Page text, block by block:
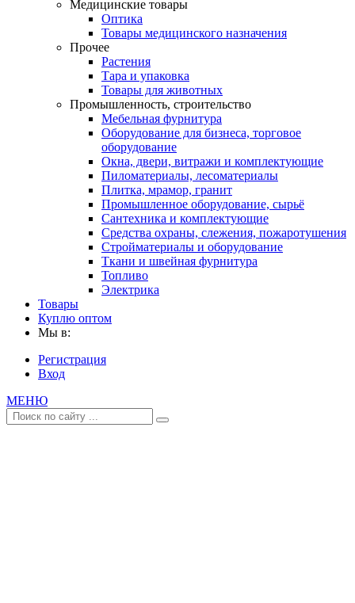
Медицинские товары
Оптика
Товары медицинского назначения
Прочее
Растения
Тара и упаковка
Товары для животных
Промышленность, строительство
Мебельная фурнитура
Оборудование для бизнеса, торговое
оборудование
Окна, двери, витражи и комплектующие
Пиломатериалы, лесоматериалы
Плитка, мрамор, гранит
Промышленное оборудование, сырьё
Сантехника и комплектующие
Средства охраны, слежения, пожаротушения
Стройматериалы и оборудование
Ткани и швейная фурнитура
Топливо
Электрика
Товары
Куплю оптом
Мы в:
Регистрация
Вход
МЕНЮ